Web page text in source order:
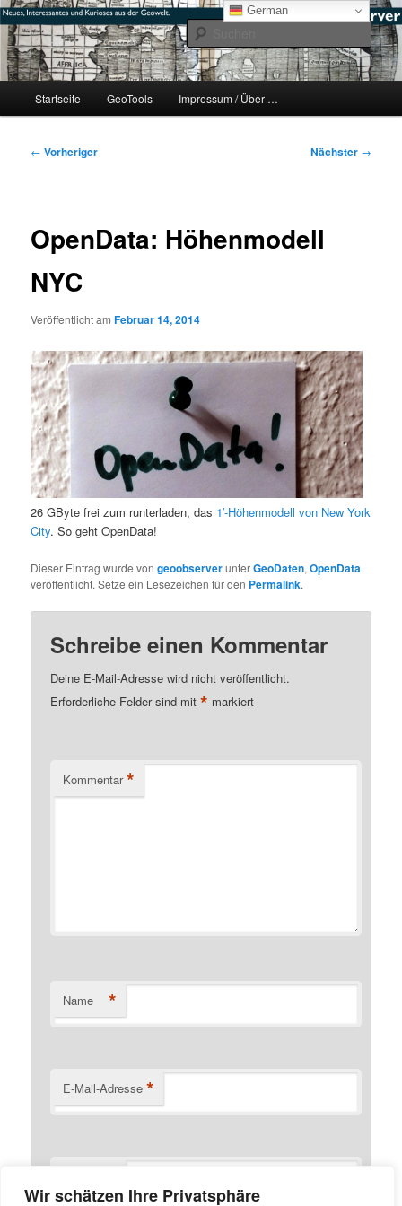
Wir schätzen Ihre Privatsphäre
Zum
primären
Inhalt
springen#geoObserver
mikeE's GeoBlog
Startseite GeoTools Impressum / Über …
Beitragsnavigation
← Vorheriger Nächster →
OpenData: Höhenmodell
NYC
Veröffentlicht amFebruar 14, 2014
26 GByte frei zum runterladen, das 1′-Höhenmodell von New York
City. So geht OpenData!
Dieser Eintrag wurde vongeoobserverunterGeoDaten,OpenData
veröffentlicht. Setze ein Lesezeichen für den Permalink.
Schreibe einen Kommentar
Deine E-Mail-Adresse wird nicht veröffentlicht.
Erforderliche Felder sind mit* markiert
Kommentar *
Name *
E-Mail-Adresse *
German